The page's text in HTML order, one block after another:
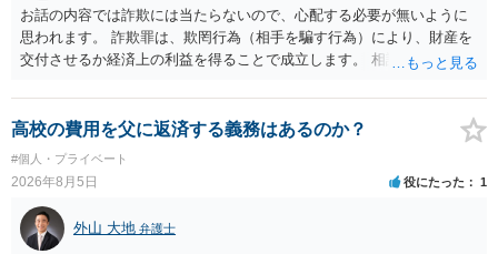
お話の内容では詐欺には当たらないので、心配する必要が無いように
思われます。 詐欺罪は、欺罔行為（相手を騙す行為）により、財産を
交付させるか経済上の利益を得ることで成立します。 相談者さんは、
ので、詐欺罪の実行行為性が無く罪に問うことはできません。 おそら
く、相手が真実を話せば警察も取り合わないと思いますが、虚偽の内
容を述べた場合は、捜査はあるかもしれません。 ただし、捜査におい
て、真実を説明すれば、「ちゃんと返しなさいよ」程度の注意で済む
ことだと思われます。 また、返せるお金が無いのであれば、返せない
のは致し方ありません。真摯に分割して支払うことを相手に告げてい
くのみでしょう。 以上、ご参考まで。
高校の費用を父に返済する義務はあるのか？
#個人・プライベート
2026年8月5日 役にたった 1
外山 大地 弁護士